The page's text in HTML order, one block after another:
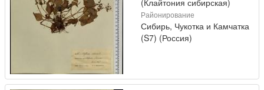
(Клайтония сибирская)
Районирование
Сибирь, Чукотка и Камчатка
(S7) (Россия)